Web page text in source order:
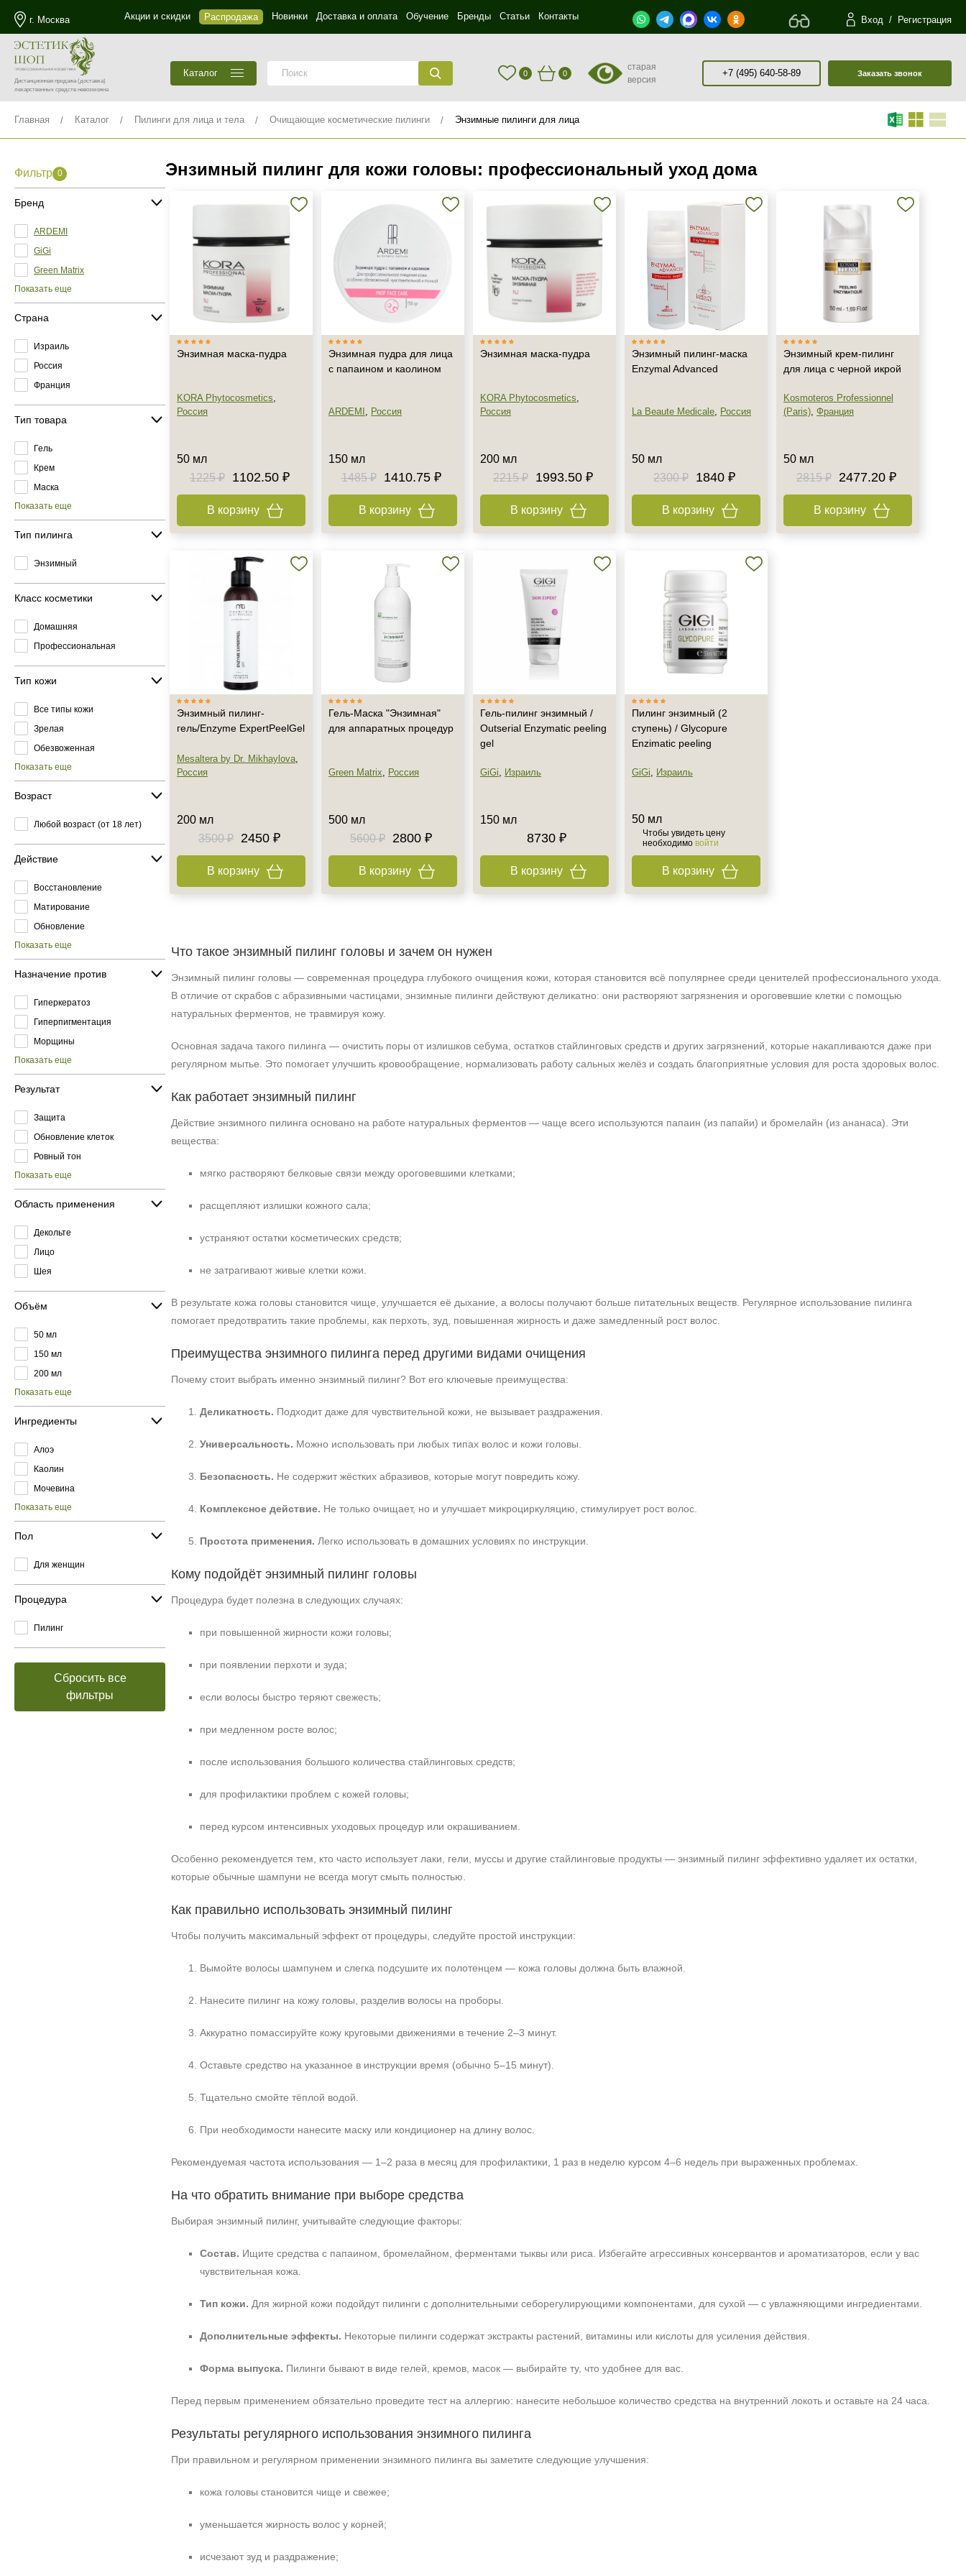
г. Москва Акции и скидки Распродажа Новинки Доставка и оплата Обучение Бренды Статьи Контакты Вход / Регистрация
Дистанционная продажа(доставка)
лекарственных средств невозможна
Каталог 0 0
старая
версия
+7 (495) 640-58-89 Заказать звонок
Главная Каталог Пилинги для лица и тела Очищающие косметические пилинги Энзимные пилинги для лица
Фильтр 0
Бренд
ARDEMI
GiGi
Green Matrix
Показать еще
Страна
Израиль
Россия
Франция
Тип товара
Гель
Крем
Маска
Показать еще
Тип пилинга
Энзимный
Класс косметики
Домашняя
Профессиональная
Тип кожи
Все типы кожи
Зрелая
Обезвоженная
Показать еще
Возраст
Любой возраст (от 18 лет)
Действие
Восстановление
Матирование
Обновление
Показать еще
Назначение против
Гиперкератоз
Гиперпигментация
Морщины
Показать еще
Результат
Защита
Обновление клеток
Ровный тон
Показать еще
Область применения
Декольте
Лицо
Шея
Объём
50 мл
150 мл
200 мл
Показать еще
Ингредиенты
Алоэ
Каолин
Мочевина
Показать еще
Пол
Для женщин
Процедура
Пилинг
Сбросить все
фильтры
Энзимный пилинг для кожи головы: профессиональный уход дома
Энзимная маска-пудра
KORA Phytocosmetics,
Россия
50 мл
1225 ₽
1102.50 ₽
В корзину
Энзимная пудра для лица
с папаином и каолином
ARDEMI , Россия
150 мл
1485 ₽
1410.75 ₽
В корзину
Энзимная маска-пудра
KORA Phytocosmetics,
Россия
200 мл
2215 ₽
1993.50 ₽
В корзину
Энзимный пилинг-маска
Enzymal Advanced
La Beaute Medicale, Россия
50 мл
2300 ₽
1840 ₽
В корзину
Энзимный крем-пилинг
для лица с черной икрой
Kosmoteros Professionnel
(Paris), Франция
50 мл
2815 ₽
2477.20 ₽
В корзину
Энзимный пилинг-
гель/Enzyme ExpertPeelGel
Mesaltera by Dr. Mikhaylova,
Россия
200 мл
3500 ₽
2450 ₽
В корзину
Гель-Маска "Энзимная"
для аппаратных процедур
Green Matrix, Россия
500 мл
5600 ₽
2800 ₽
В корзину
Гель-пилинг энзимный /
Outserial Enzymatic peeling
gel
GiGi, Израиль
150 мл
8730 ₽
В корзину
Пилинг энзимный (2
ступень) / Glycopure
Enzimatic peeling
GiGi, Израиль
50 мл
Чтобы увидеть цену
необходимо войти
В корзину
Что такое энзимный пилинг головы и зачем он нужен
Энзимный пилинг головы — современная процедура глубокого очищения кожи, которая становится всё популярнее среди ценителей профессионального ухода.
В отличие от скрабов с абразивными частицами, энзимные пилинги действуют деликатно: они растворяют загрязнения и ороговевшие клетки с помощью
натуральных ферментов, не травмируя кожу.
Основная задача такого пилинга — очистить поры от излишков себума, остатков стайлинговых средств и других загрязнений, которые накапливаются даже при
регулярном мытье. Это помогает улучшить кровообращение, нормализовать работу сальных желёз и создать благоприятные условия для роста здоровых волос.
Как работает энзимный пилинг
Действие энзимного пилинга основано на работе натуральных ферментов — чаще всего используются папаин (из папайи) и бромелайн (из ананаса). Эти
вещества:
мягко растворяют белковые связи между ороговевшими клетками;
расщепляют излишки кожного сала;
устраняют остатки косметических средств;
не затрагивают живые клетки кожи.
В результате кожа головы становится чище, улучшается её дыхание, а волосы получают больше питательных веществ. Регулярное использование пилинга
помогает предотвратить такие проблемы, как перхоть, зуд, повышенная жирность и даже замедленный рост волос.
Преимущества энзимного пилинга перед другими видами очищения
Почему стоит выбрать именно энзимный пилинг? Вот его ключевые преимущества:
Деликатность. Подходит даже для чувствительной кожи, не вызывает раздражения.
Универсальность. Можно использовать при любых типах волос и кожи головы.
Безопасность. Не содержит жёстких абразивов, которые могут повредить кожу.
Комплексное действие. Не только очищает, но и улучшает микроциркуляцию, стимулирует рост волос.
Простота применения. Легко использовать в домашних условиях по инструкции.
Кому подойдёт энзимный пилинг головы
Процедура будет полезна в следующих случаях:
при повышенной жирности кожи головы;
при появлении перхоти и зуда;
если волосы быстро теряют свежесть;
при медленном росте волос;
после использования большого количества стайлинговых средств;
для профилактики проблем с кожей головы;
перед курсом интенсивных уходовых процедур или окрашиванием.
Особенно рекомендуется тем, кто часто использует лаки, гели, муссы и другие стайлинговые продукты — энзимный пилинг эффективно удаляет их остатки,
которые обычные шампуни не всегда могут смыть полностью.
Как правильно использовать энзимный пилинг
Чтобы получить максимальный эффект от процедуры, следуйте простой инструкции:
Вымойте волосы шампунем и слегка подсушите их полотенцем — кожа головы должна быть влажной.
Нанесите пилинг на кожу головы, разделив волосы на проборы.
Аккуратно помассируйте кожу круговыми движениями в течение 2–3 минут.
Оставьте средство на указанное в инструкции время (обычно 5–15 минут).
Тщательно смойте тёплой водой.
При необходимости нанесите маску или кондиционер на длину волос.
Рекомендуемая частота использования — 1–2 раза в месяц для профилактики, 1 раз в неделю курсом 4–6 недель при выраженных проблемах.
На что обратить внимание при выборе средства
Выбирая энзимный пилинг, учитывайте следующие факторы:
Состав. Ищите средства с папаином, бромелайном, ферментами тыквы или риса. Избегайте агрессивных консервантов и ароматизаторов, если у вас
чувствительная кожа.
Тип кожи. Для жирной кожи подойдут пилинги с дополнительными себорегулирующими компонентами, для сухой — с увлажняющими ингредиентами.
Дополнительные эффекты. Некоторые пилинги содержат экстракты растений, витамины или кислоты для усиления действия.
Форма выпуска. Пилинги бывают в виде гелей, кремов, масок — выбирайте ту, что удобнее для вас.
Перед первым применением обязательно проведите тест на аллергию: нанесите небольшое количество средства на внутренний локоть и оставьте на 24 часа.
Результаты регулярного использования энзимного пилинга
При правильном и регулярном применении энзимного пилинга вы заметите следующие улучшения:
кожа головы становится чище и свежее;
уменьшается жирность волос у корней;
исчезают зуд и раздражение;
+7 (495) 640-58-89